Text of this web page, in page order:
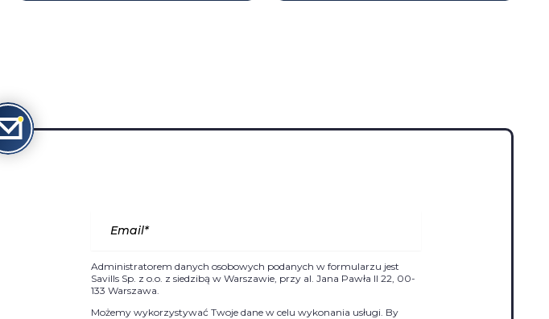
Administratorem danych osobowych podanych w formularzu jest
Savills Sp. z o.o. z siedzibą w Warszawie, przy al. Jana Pawła II 22, 00-
133 Warszawa.
Możemy wykorzystywać Twoje dane w celu wykonania usługi. By